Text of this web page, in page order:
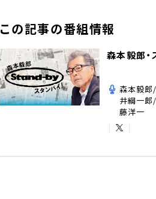
この記事の番組情報
森本毅郎・
森本毅
井綱一
藤洋一